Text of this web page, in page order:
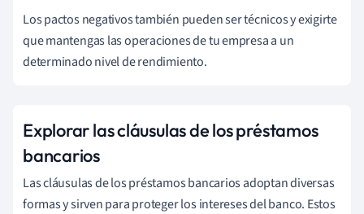
Los pactos negativos también pueden ser técnicos y exigirte
que mantengas las operaciones de tu empresa a un
determinado nivel de rendimiento.
Explorar las cláusulas de los préstamos
bancarios
Las cláusulas de los préstamos bancarios adoptan diversas
formas y sirven para proteger los intereses del banco. Estos